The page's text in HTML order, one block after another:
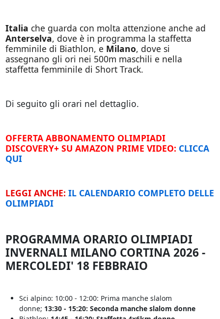
Italia che guarda con molta attenzione anche ad
Anterselva, dove è in programma la staffetta
femminile di Biathlon, e Milano, dove si
assegnano gli ori nei 500m maschili e nella
staffetta femminile di Short Track.
Di seguito gli orari nel dettaglio.
OFFERTA ABBONAMENTO OLIMPIADI
DISCOVERY+ SU AMAZON PRIME VIDEO: CLICCA
QUI
LEGGI ANCHE: IL CALENDARIO COMPLETO DELLE
OLIMPIADI
PROGRAMMA ORARIO OLIMPIADI
INVERNALI MILANO CORTINA 2026 -
MERCOLEDI' 18 FEBBRAIO
Sci alpino: 10:00 - 12:00: Prima manche slalom
donne; 13:30 - 15:20: Seconda manche slalom donne